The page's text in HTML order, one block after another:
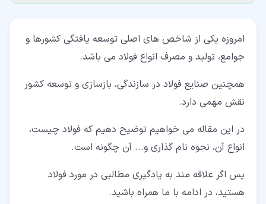
۴‏-‏۲‏- فولاد آلیاژی
۴‏-‏۳‏- انواع فولاد ضد زنگ
۴‏-‏۴‏- فولاد ابزار
امروزه یکی از شاخص های اصلی توسعه یافتگی کشورها و
جوامع، تولید و مصرف انواع فولاد می باشد.
همچنین صنایع فولاد در سازندگی، بازسازی و توسعه کشور
نقش مهمی دارد.
در این مقاله می خواهیم توضیح دهیم که فولاد چیست،
انواع آن، نحوه نام گذاری و... آن چگونه است.
پس اگر علاقه مند به یادگیری مطالبی در مورد فولاد
هستید، در ادامه با ما همراه باشید.